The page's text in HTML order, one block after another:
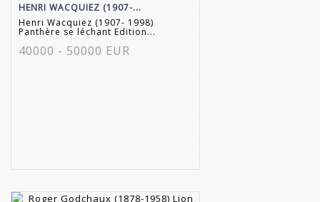
HENRI WACQUIEZ (1907-...
Henri Wacquiez (1907- 1998)
Panthère se léchant Edition...
40000 - 50000 EUR